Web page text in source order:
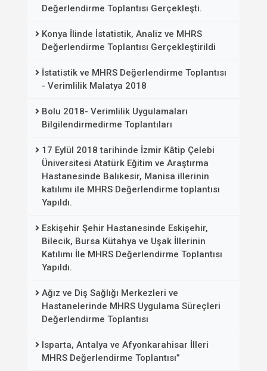
Değerlendirme Toplantısı Gerçekleşti.
Konya İlinde İstatistik, Analiz ve MHRS
Değerlendirme Toplantısı Gerçekleştirildi
İstatistik ve MHRS Değerlendirme Toplantısı
- Verimlilik Malatya 2018
Bolu 2018- Verimlilik Uygulamaları
Bilgilendirmedirme Toplantıları
17 Eylül 2018 tarihinde İzmir Kâtip Çelebi
Üniversitesi Atatürk Eğitim ve Araştırma
Hastanesinde Balıkesir, Manisa illerinin
katılımı ile MHRS Değerlendirme toplantısı
Yapıldı.
Eskişehir Şehir Hastanesinde Eskişehir,
Bilecik, Bursa Kütahya ve Uşak İllerinin
Katılımı İle MHRS Değerlendirme Toplantısı
Yapıldı.
Ağız ve Diş Sağlığı Merkezleri ve
Hastanelerinde MHRS Uygulama Süreçleri
Değerlendirme Toplantısı
Isparta, Antalya ve Afyonkarahisar İlleri
MHRS Değerlendirme Toplantısı”